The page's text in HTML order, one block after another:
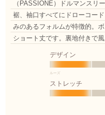
（PASSIONE）ドルマンスリ
裾、袖口すべてにドローコー
みのあるフォルムが特徴的。
ショート丈です。裏地付きで
デザイン
ルーズ
ストレッチ